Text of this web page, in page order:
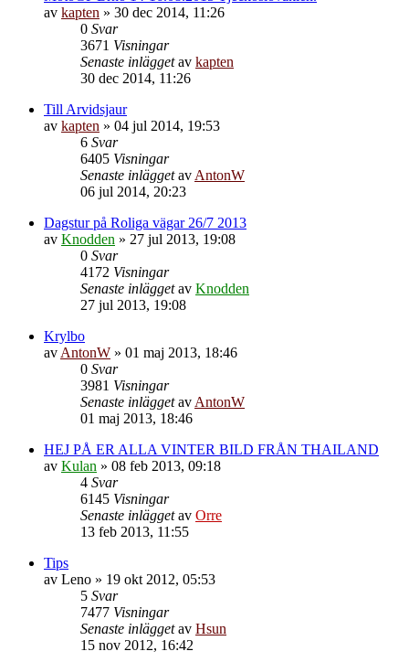
av kapten » 30 dec 2014, 11:26
0 Svar
3671 Visningar
Senaste inläggetav kapten
30 dec 2014, 11:26
Till Arvidsjaur
av kapten » 04 jul 2014, 19:53
6 Svar
6405 Visningar
Senaste inläggetav AntonW
06 jul 2014, 20:23
Dagstur på Roliga vägar 26/7 2013
av Knodden » 27 jul 2013, 19:08
0 Svar
4172 Visningar
Senaste inläggetav Knodden
27 jul 2013, 19:08
Krylbo
av AntonW » 01 maj 2013, 18:46
0 Svar
3981 Visningar
Senaste inläggetav AntonW
01 maj 2013, 18:46
HEJ PÅ ER ALLA VINTER BILD FRÅN THAILAND
av Kulan » 08 feb 2013, 09:18
4 Svar
6145 Visningar
Senaste inläggetav Orre
13 feb 2013, 11:55
Tips
av Leno » 19 okt 2012, 05:53
5 Svar
7477 Visningar
Senaste inläggetav Hsun
15 nov 2012, 16:42